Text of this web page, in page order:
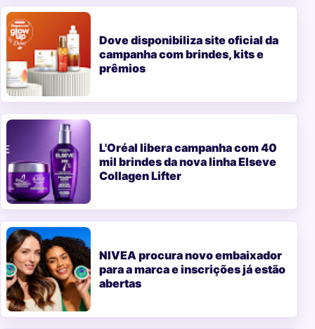
Dove disponibiliza site oficial da
campanha com brindes, kits e
prêmios
L'Oréal libera campanha com 40
mil brindes da nova linha Elseve
Collagen Lifter
NIVEA procura novo embaixador
para a marca e inscrições já estão
abertas